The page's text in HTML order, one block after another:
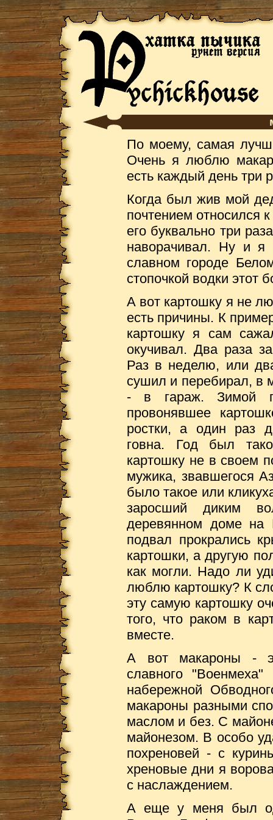
По моему, самая
Очень я люблю
есть каждый день три
Когда был жив мой
почтением относился
его буквально три
наворачивал. Ну и я
славном городе
стопочкой водки
А вот картошку я не
есть причины. К
картошку я сам
окучивал. Два раза
Раз в неделю, или
сушил и перебирал, в
- в гараж. Зимой
провонявшее
ростки, а один раз
говна. Год был
картошку не в своем
мужика, звавшегося
было такое или
заросший диким
деревянном доме
подвал прокрались
картошки, а другую
как могли. Надо ли
люблю картошку? К
эту самую картошку
того, что раком в
вместе.
А вот макароны -
славного
набережной
макароны разными
маслом и без. С
майонезом. В особо
похреновей - с
хреновые дни я
с наслаждением.
А еще у меня был